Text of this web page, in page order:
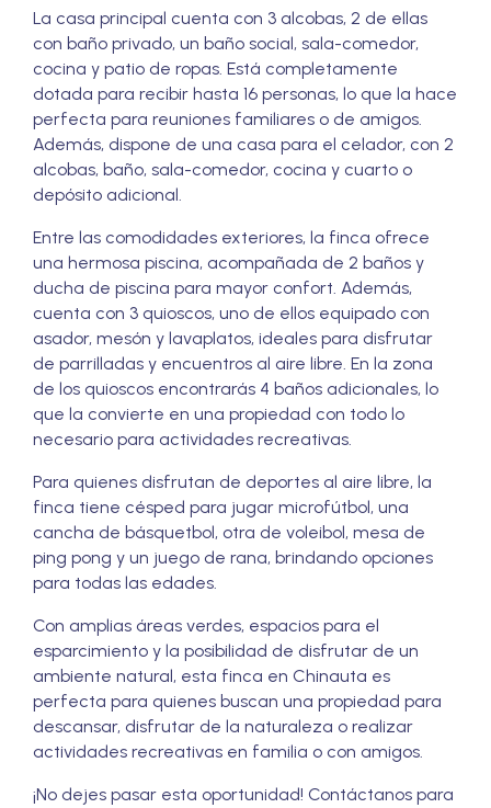
La casa principal cuenta con 3 alcobas, 2 de ellas
con baño privado, un baño social, sala-comedor,
cocina y patio de ropas. Está completamente
dotada para recibir hasta 16 personas, lo que la hace
perfecta para reuniones familiares o de amigos.
Además, dispone de una casa para el celador, con 2
alcobas, baño, sala-comedor, cocina y cuarto o
depósito adicional.
Entre las comodidades exteriores, la finca ofrece
una hermosa piscina, acompañada de 2 baños y
ducha de piscina para mayor confort. Además,
cuenta con 3 quioscos, uno de ellos equipado con
asador, mesón y lavaplatos, ideales para disfrutar
de parrilladas y encuentros al aire libre. En la zona
de los quioscos encontrarás 4 baños adicionales, lo
que la convierte en una propiedad con todo lo
necesario para actividades recreativas.
Para quienes disfrutan de deportes al aire libre, la
finca tiene césped para jugar microfútbol, una
cancha de básquetbol, otra de voleibol, mesa de
ping pong y un juego de rana, brindando opciones
para todas las edades.
Con amplias áreas verdes, espacios para el
esparcimiento y la posibilidad de disfrutar de un
ambiente natural, esta finca en Chinauta es
perfecta para quienes buscan una propiedad para
descansar, disfrutar de la naturaleza o realizar
actividades recreativas en familia o con amigos.
¡No dejes pasar esta oportunidad! Contáctanos para